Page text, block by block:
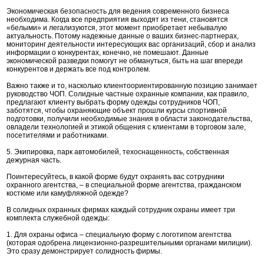
Экономическая безопасность для ведения современного бизнеса
необходима. Когда все предприятия выходят из тени, становятся
«белыми» и легализуются, этот момент приобретает небывалую
актуальность. Потому надежные данные о ваших бизнес-партнерах,
мониторинг деятельности интересующих вас организаций, сбор и анализ
информации о конкурентах, конечно, не помешают. Данные
экономической разведки помогут не обмануться, быть на шаг впереди
конкурентов и держать все под контролем.
Важно также и то, насколько клиентоориентированную позицию занимает
руководство ЧОП. Солидные частные охранные компании, как правило,
предлагают клиенту выбрать форму одежды сотрудников ЧОП,
заботятся, чтобы охраняющие объект прошли курсы спортивной
подготовки, получили необходимые знания в области законодательства,
овладели технологией и этикой общения с клиентами в торговом зале,
посетителями и работниками.
5. Экипировка, парк автомобилей, техоснащенность, собственная
дежурная часть.
Поинтересуйтесь, в какой форме будут охранять вас сотрудники
охранного агентства, – в специальной форме агентства, гражданском
костюме или камуфляжной одежде?
В солидных охранных фирмах каждый сотрудник охраны имеет три
комплекта служебной одежды:
1. Для охраны офиса – специальную форму c логотипом агентства
(которая одобрена лицензионно-разрешительными органами милиции).
Это сразу демонстрирует солидность фирмы.